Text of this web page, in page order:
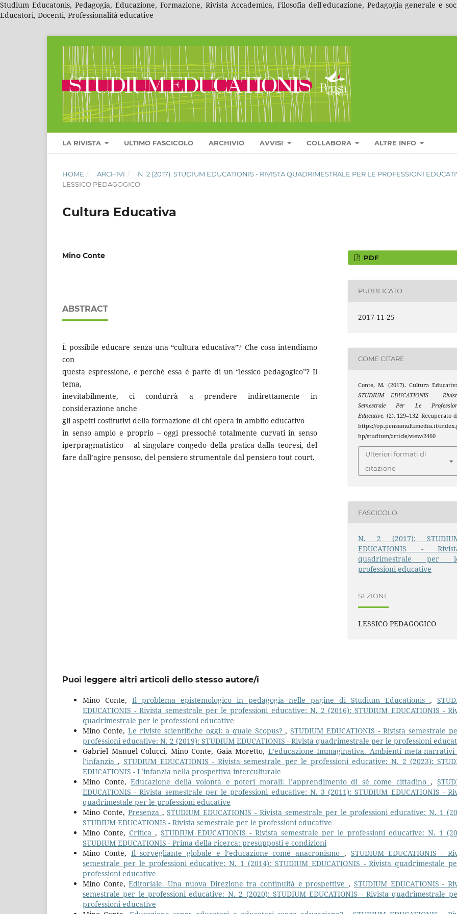
Studium Educatonis, Pedagogia, Educazione, Formazione, Rivista Accademica, Filosofia dell'educazione, Pedagogia generale e
Educatori, Docenti, Professionalità educative
LA RIVISTA ULTIMO FASCICOLO ARCHIVIO AVVISI COLLABORA ALTRE INFO
HOME / ARCHIVI / N. 2 (2017): STUDIUM EDUCATIONIS - RIVISTA QUADRIMESTRALE PER LE PROFESSIONI
LESSICO PEDAGOGICO
Cultura Educativa
Mino Conte
ABSTRACT
È possibile educare senza una “cultura educativa”? Che cosa intendiamo
con
questa espressione, e perché essa è parte di un “lessico pedagogico”? Il
tema,
inevitabilmente, ci condurrà a prendere indirettamente in
considerazione anche
gli aspetti costitutivi della formazione di chi opera in ambito educativo
in senso ampio e proprio – oggi pressoché totalmente curvati in senso
iperpragmatistico – al singolare congedo della pratica dalla teoresi, del
fare dall’agire pensoso, del pensiero strumentale dal pensiero tout court.
PDF
PUBBLICATO
2017-11-25
COME CITARE
Conte, M. (2017). Cultura
STUDIUM EDUCATIONIS -
Semestrale Per Le
Educative, (2), 129–132. Recuperato
https://ojs.pensamultimedia.it/
hp/studium/article/view/2460
Ulteriori formati di
citazione
FASCICOLO
N. 2 (2017):
EDUCATIONIS -
quadrimestrale per
professioni educative
SEZIONE
LESSICO PEDAGOGICO
Puoi leggere altri articoli dello stesso autore/i
Mino Conte, Il problema epistemologico in pedagogia nelle pagine di Studium Educationis,
EDUCATIONIS - Rivista semestrale per le professioni educative: N. 2 (2016): STUDIUM EDUCATIONIS -
quadrimestrale per le professioni educative
Mino Conte, Le riviste scientifiche oggi: a quale Scopus?,STUDIUM EDUCATIONIS - Rivista semestrale
professioni educative: N. 2 (2019): STUDIUM EDUCATIONIS - Rivista quadrimestrale per le professioni
Gabriel Manuel Colucci, Mino Conte, Gaia Moretto, L’educazione Immaginativa. Ambienti meta-
l’infanzia,STUDIUM EDUCATIONIS - Rivista semestrale per le professioni educative: N. 2 (2023):
EDUCATIONIS - L’infanzia nella prospettiva interculturale
Mino Conte,Educazione della volontà e poteri morali: l’apprendimento di sé come cittadino,
EDUCATIONIS - Rivista semestrale per le professioni educative: N. 3 (2011): STUDIUM EDUCATIONIS -
quadrimestale per le professioni educative
Mino Conte, Presenza ,STUDIUM EDUCATIONIS - Rivista semestrale per le professioni educative: N. 1
STUDIUM EDUCATIONIS - Rivista semestrale per le professioni educative
Mino Conte, Critica , STUDIUM EDUCATIONIS - Rivista semestrale per le professioni educative: N. 1
STUDIUM EDUCATIONIS - Prima della ricerca: presupposti e condizioni
Mino Conte, Il sorvegliante globale e l’educazione come anacronismo , STUDIUM EDUCATIONIS -
semestrale per le professioni educative: N. 1 (2014): STUDIUM EDUCATIONIS - Rivista quadrimestale
professioni educative
Mino Conte,Editoriale. Una nuova Direzione tra continuità e prospettive, STUDIUM EDUCATIONIS -
semestrale per le professioni educative: N. 2 (2020): STUDIUM EDUCATIONIS - Rivista quadrimestrale
professioni educative